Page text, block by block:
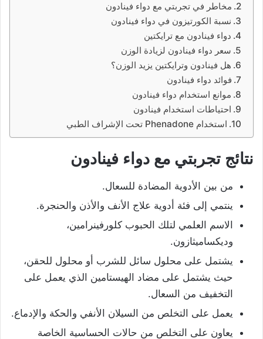
مخاطر في تجربتي مع دواء فينادون
نسبة الكورتيزون في دواء فينادون
دواء فينادون مع ترايكتين
سعر دواء فينادون لزيادة الوزن
هل فينادون وترايكتين يزيد الوزن؟
فوائد دواء فينادون
موانع استخدام دواء فينادون
احتياطات استخدام فينادون
استخدام Phenadone تحت الإشراف الطبي
نتائج تجربتي مع دواء فينادون
من بين الأدوية المضادة للسعال.
ينتمي إلى فئة أدوية علاج الأنف والأذن والحنجرة.
الاسم العلمي لتلك الحبوب كلورفينرامين،
وديكساميثازون.
يشتمل على محلول سائل للشرب أو محلول للحقن،
حيث يشتمل على مضاد الهيستامين الذي يعمل على
التخفيف من السعال.
يعمل على التخلص من السيلان الأنفي والحكة والإدماع.
يعاون على التخلص من حالات الحساسية الخاصة